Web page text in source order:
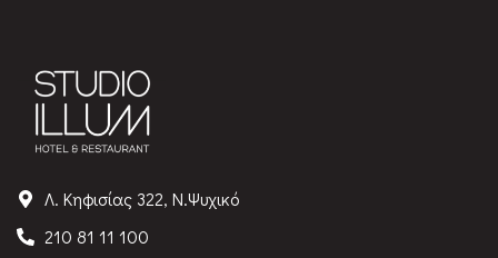
Λ. Κηφισίας 322, Ν.Ψυχικό
210 81 11 100